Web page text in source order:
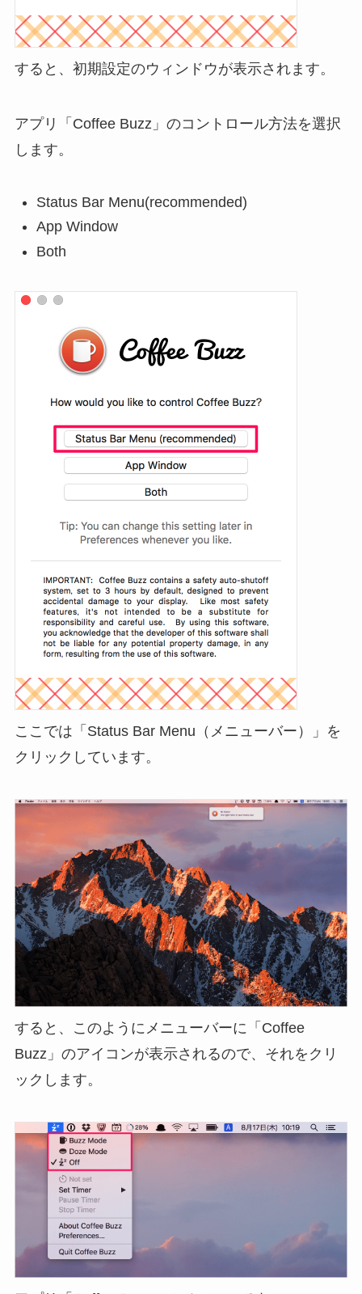
すると、初期設定のウィンドウが表示されます。
アプリ「Coffee Buzz」のコントロール方法を選択
します。
Status Bar Menu(recommended)
App Window
Both
ここでは「Status Bar Menu（メニューバー）」を
クリックしています。
すると、このようにメニューバーに「Coffee
Buzz」のアイコンが表示されるので、それをクリ
ックします。